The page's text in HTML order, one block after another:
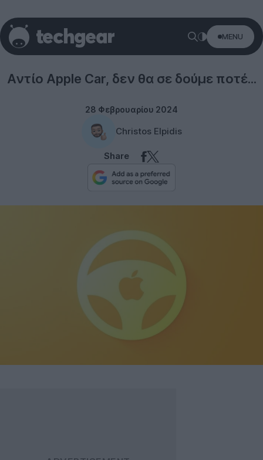
MENU
Αντίο Apple Car, δεν θα σε δούμε ποτέ...
28 Φεβρουαρίου 2024
Christos Elpidis
Share